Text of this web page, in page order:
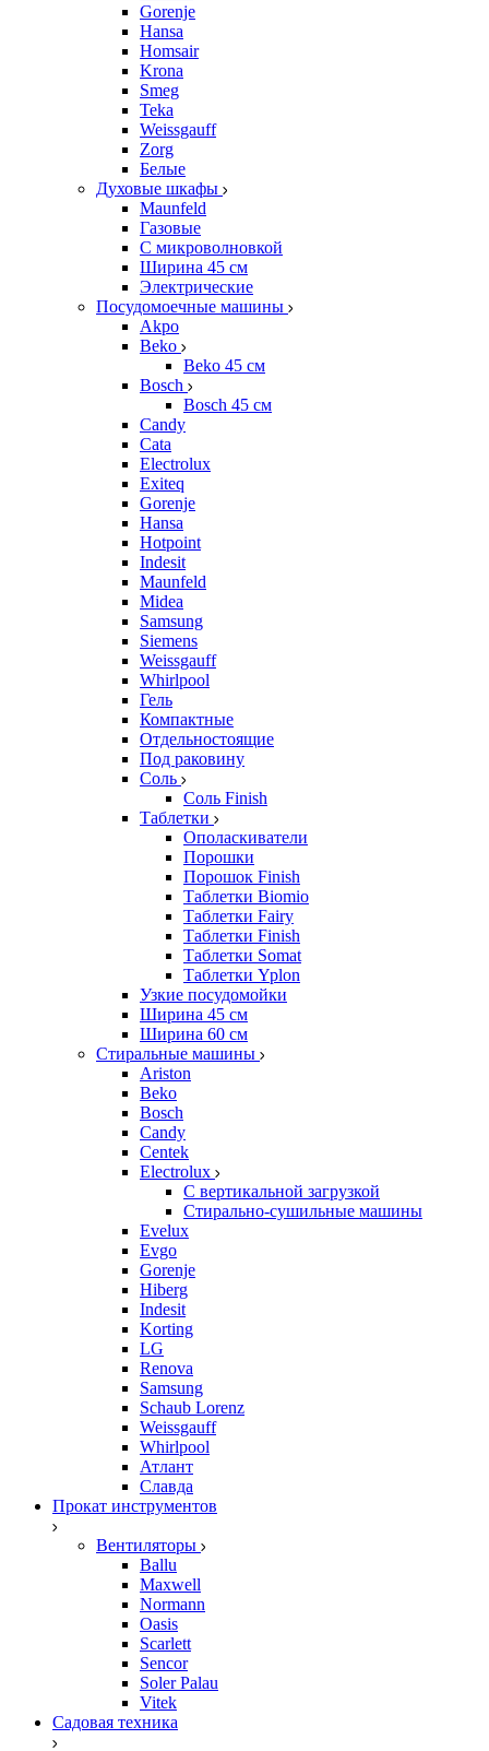
Gorenje
Hansa
Homsair
Krona
Smeg
Teka
Weissgauff
Zorg
Белые
Духовые шкафы
Maunfeld
Газовые
С микроволновкой
Ширина 45 см
Электрические
Посудомоечные машины
Akpo
Beko
Beko 45 см
Bosch
Bosch 45 см
Candy
Cata
Electrolux
Exiteq
Gorenje
Hansa
Hotpoint
Indesit
Maunfeld
Midea
Samsung
Siemens
Weissgauff
Whirlpool
Гель
Компактные
Отдельностоящие
Под раковину
Соль
Соль Finish
Таблетки
Ополаскиватели
Порошки
Порошок Finish
Таблетки Biomio
Таблетки Fairy
Таблетки Finish
Таблетки Somat
Таблетки Yplon
Узкие посудомойки
Ширина 45 см
Ширина 60 см
Стиральные машины
Ariston
Beko
Bosch
Candy
Centek
Electrolux
С вертикальной загрузкой
Стирально-сушильные машины
Evelux
Evgo
Gorenje
Hiberg
Indesit
Korting
LG
Renova
Samsung
Schaub Lorenz
Weissgauff
Whirlpool
Атлант
Славда
Прокат инструментов
Вентиляторы
Ballu
Maxwell
Normann
Oasis
Scarlett
Sencor
Soler Palau
Vitek
Садовая техника